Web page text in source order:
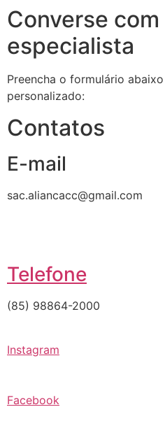
Converse com
especialista
Preencha o formulário
personalizado:
Contatos
E-mail
sac.aliancacc@gmail.com
Telefone
(85) 98864-2000
Instagram
Facebook